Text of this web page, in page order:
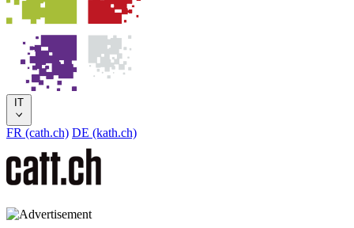
IT
FR (cath.ch) DE (kath.ch)